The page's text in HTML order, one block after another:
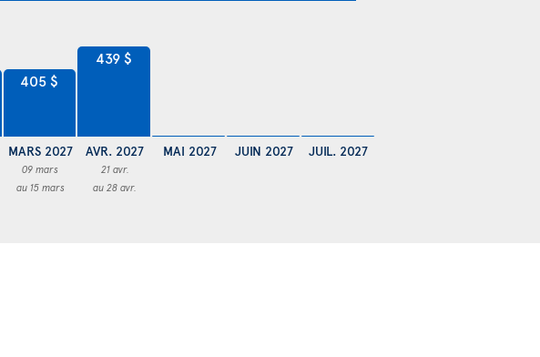
405 $
MARS 2027
09 mars
au 15 mars
439 $
AVR. 2027
21 avr.
au 28 avr.
MAI 2027 JUIN 2027 JUIL. 2027